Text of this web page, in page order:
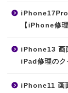
【iPhone修
iPhone13 画
iPad修理のク
iPhone11 画